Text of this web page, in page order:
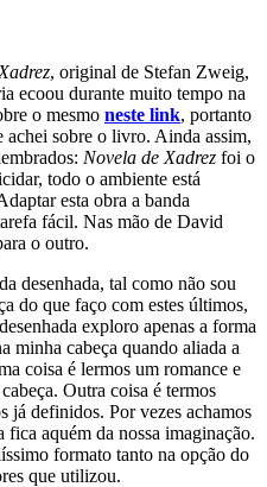
, original de Stefan Zweig,
ecoou durante muito tempo na
o mesmo neste link, portanto
sobre o livro. Ainda assim,
Novela de Xadrez foi o
todo o ambiente está
esta obra a banda
fácil. Nas mão de David
o outro.
desenhada, tal como não sou
do que faço com estes últimos,
exploro apenas a forma
minha cabeça quando aliada a
coisa é lermos um romance e
Outra coisa é termos
já definidos. Por vezes achamos
fica aquém da nossa imaginação.
formato tanto na opção do
que utilizou.